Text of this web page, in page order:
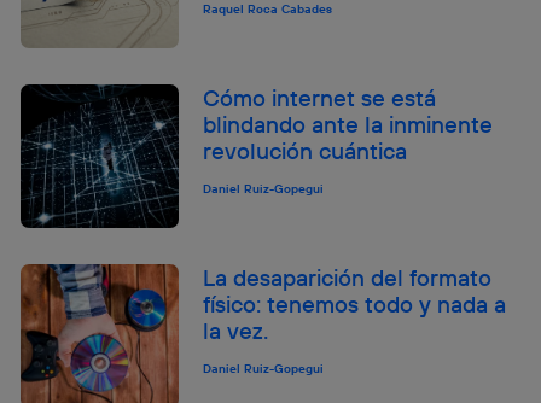
Raquel Roca Cabades
Cómo internet se está
blindando ante la inminente
revolución cuántica
Daniel Ruiz-Gopegui
La desaparición del formato
físico: tenemos todo y nada a
la vez.
Daniel Ruiz-Gopegui